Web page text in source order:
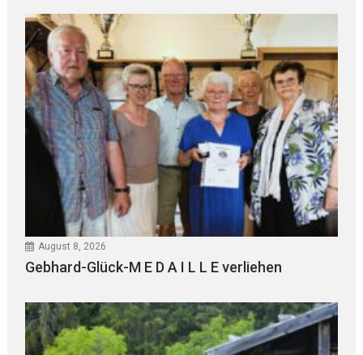
August 8, 2026
Gebhard-Glück-M E D A I L L E verliehen